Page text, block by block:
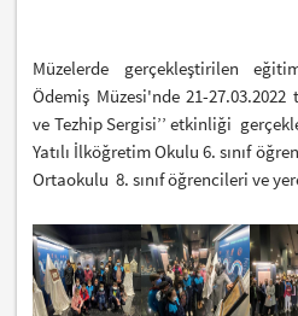
Müzelerde gerçekleştirilen
Ödemiş Müzesi'nde 21-
ve Tezhip Sergisi’’ etkinliği
Yatılı İlköğretim Okulu 6. sınıf
Ortaokulu 8. sınıf öğrencileri ve